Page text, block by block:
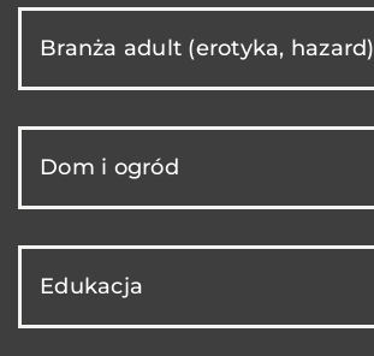
Branża adult (erotyka, hazard)
Dom i ogród
Edukacja